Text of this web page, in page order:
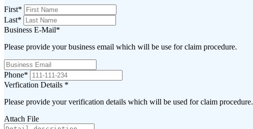
First*
Last*
Business E-Mail*
Please provide your business email which will be use for claim procedure.
Phone*
Verfication Details *
Please provide your verification details which will be used for claim procedure.
Attach File